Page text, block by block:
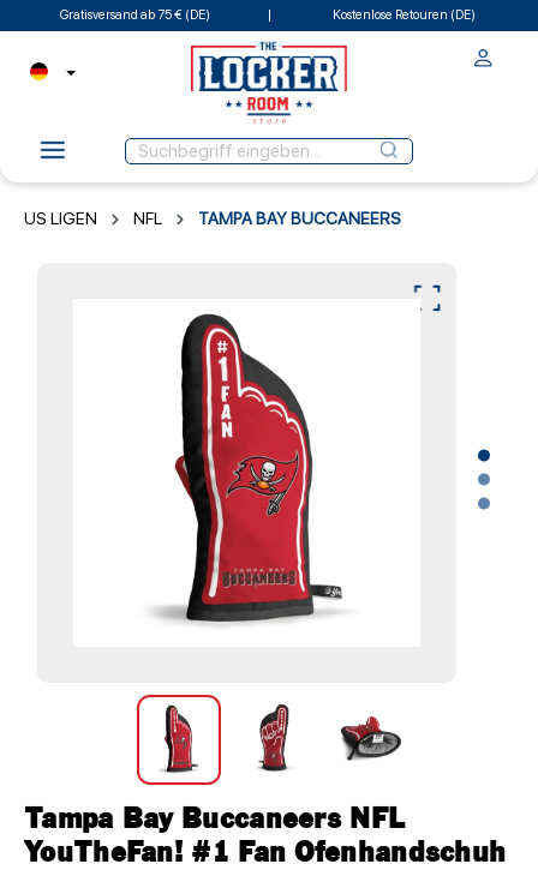
Gratisversand ab 75 € (DE) Kostenlose Retouren (DE)
US LIGEN NFL TAMPA BAY BUCCANEERS
Tampa Bay Buccaneers NFL
YouTheFan! #1 Fan Ofenhandschuh